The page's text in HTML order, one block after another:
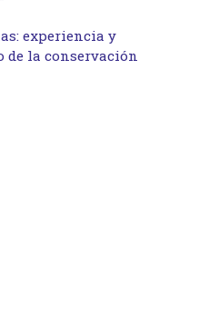
experiencia y
de la conservación